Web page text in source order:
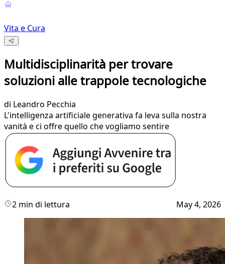
Vita e Cura
Multidisciplinarità per trovare
soluzioni alle trappole tecnologiche
di Leandro Pecchia
L'intelligenza artificiale generativa fa leva sulla nostra
vanità e ci offre quello che vogliamo sentire
2 min di lettura May 4, 2026